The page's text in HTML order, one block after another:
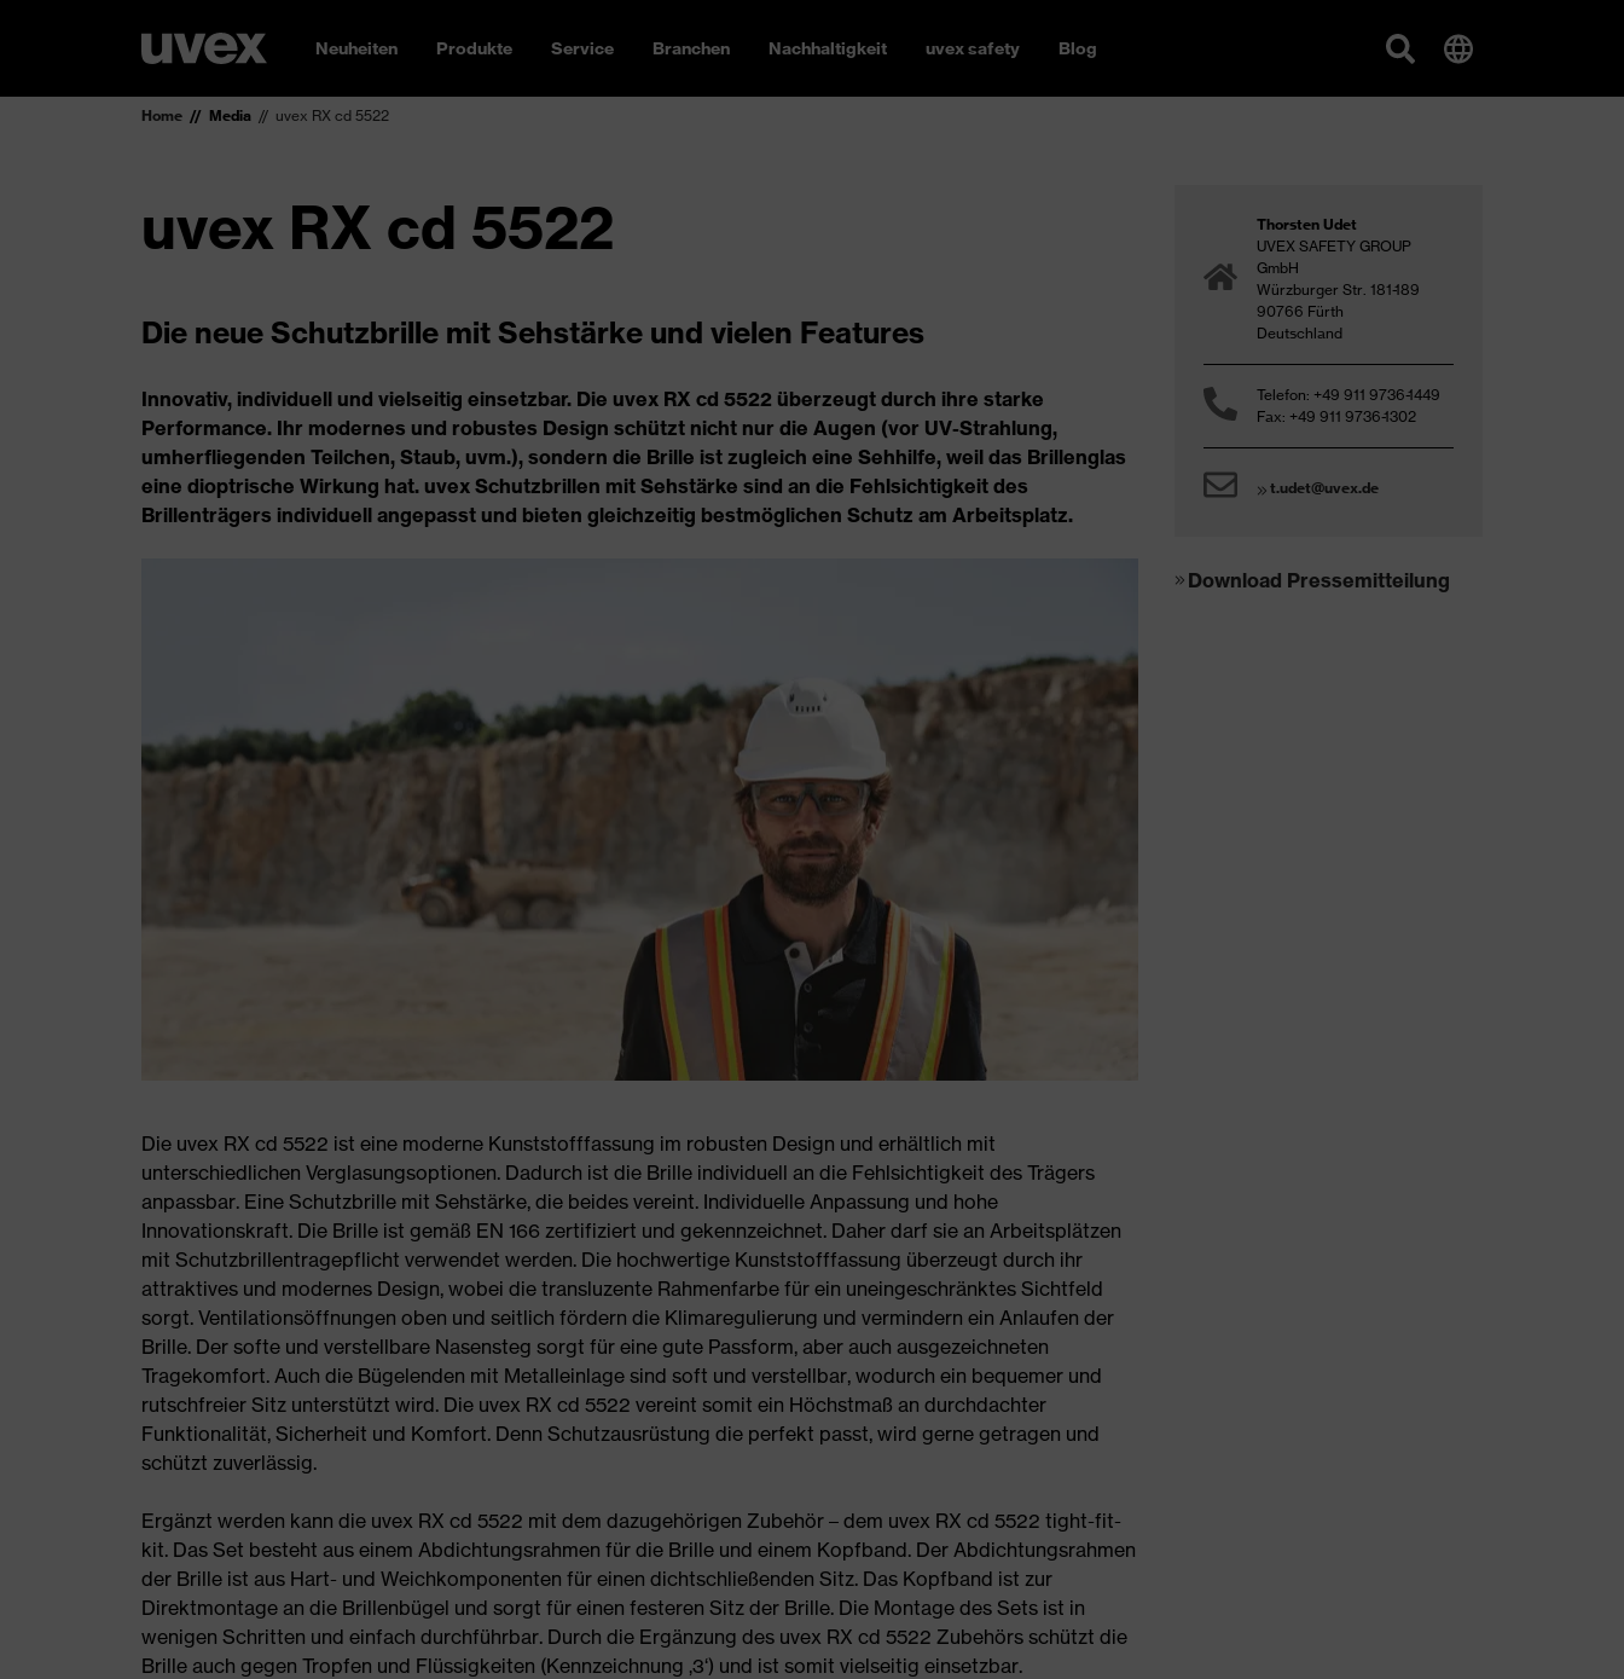
Neuheiten Produkte Service Branchen Nachhaltigkeit uvex safety Blog
Home Media uvex RX cd 5522
uvex RX cd 5522
Die neue Schutzbrille mit Sehstärke und vielen Features
Innovativ, individuell und vielseitig einsetzbar. Die uvex RX cd 5522 überzeugt durch ihre starke
Performance. Ihr modernes und robustes Design schützt nicht nur die Augen (vor UV-Strahlung,
umherfliegenden Teilchen, Staub, uvm.), sondern die Brille ist zugleich eine Sehhilfe, weil das Brillenglas
eine dioptrische Wirkung hat. uvex Schutzbrillen mit Sehstärke sind an die Fehlsichtigkeit des
Brillenträgers individuell angepasst und bieten gleichzeitig bestmöglichen Schutz am Arbeitsplatz.
Die uvex RX cd 5522 ist eine moderne Kunststofffassung im robusten Design und erhältlich mit
unterschiedlichen Verglasungsoptionen. Dadurch ist die Brille individuell an die Fehlsichtigkeit des Trägers
anpassbar. Eine Schutzbrille mit Sehstärke, die beides vereint. Individuelle Anpassung und hohe
Innovationskraft. Die Brille ist gemäß EN 166 zertifiziert und gekennzeichnet. Daher darf sie an Arbeitsplätzen
mit Schutzbrillentragepflicht verwendet werden. Die hochwertige Kunststofffassung überzeugt durch ihr
attraktives und modernes Design, wobei die transluzente Rahmenfarbe für ein uneingeschränktes Sichtfeld
sorgt. Ventilationsöffnungen oben und seitlich fördern die Klimaregulierung und vermindern ein Anlaufen der
Brille. Der softe und verstellbare Nasensteg sorgt für eine gute Passform, aber auch ausgezeichneten
Tragekomfort. Auch die Bügelenden mit Metalleinlage sind soft und verstellbar, wodurch ein bequemer und
rutschfreier Sitz unterstützt wird. Die uvex RX cd 5522 vereint somit ein Höchstmaß an durchdachter
Funktionalität, Sicherheit und Komfort. Denn Schutzausrüstung die perfekt passt, wird gerne getragen und
schützt zuverlässig.
Ergänzt werden kann die uvex RX cd 5522 mit dem dazugehörigen Zubehör – dem uvex RX cd 5522 tight-fit-
kit. Das Set besteht aus einem Abdichtungsrahmen für die Brille und einem Kopfband. Der Abdichtungsrahmen
der Brille ist aus Hart- und Weichkomponenten für einen dichtschließenden Sitz. Das Kopfband ist zur
Direktmontage an die Brillenbügel und sorgt für einen festeren Sitz der Brille. Die Montage des Sets ist in
wenigen Schritten und einfach durchführbar. Durch die Ergänzung des uvex RX cd 5522 Zubehörs schützt die
Brille auch gegen Tropfen und Flüssigkeiten (Kennzeichnung ‚3‘) und ist somit vielseitig einsetzbar.
Thorsten Udet
UVEX SAFETY GROUP
GmbH
Würzburger Str. 181-189
90766 Fürth
Deutschland
Telefon: +49 911 9736-1449
Fax: +49 911 9736-1302
t.udet@uvex.de
Download Pressemitteilung